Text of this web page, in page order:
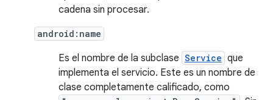
cadena sin procesar.
android:name
Es el nombre de la subclase Service que
implementa el servicio. Este es un nombre de
clase completamente calificado, como